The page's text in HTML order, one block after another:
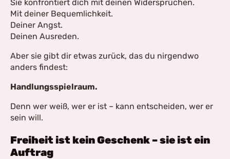
Sie konfrontiert dich mit deinen Widersprüchen.
Mit deiner Bequemlichkeit.
Deiner Angst.
Deinen Ausreden.
Aber sie gibt dir etwas zurück, das du nirgendwo
anders findest:
Handlungsspielraum.
Denn wer weiß, wer er ist – kann entscheiden, wer er
sein will.
Freiheit ist kein Geschenk – sie ist ein
Auftrag